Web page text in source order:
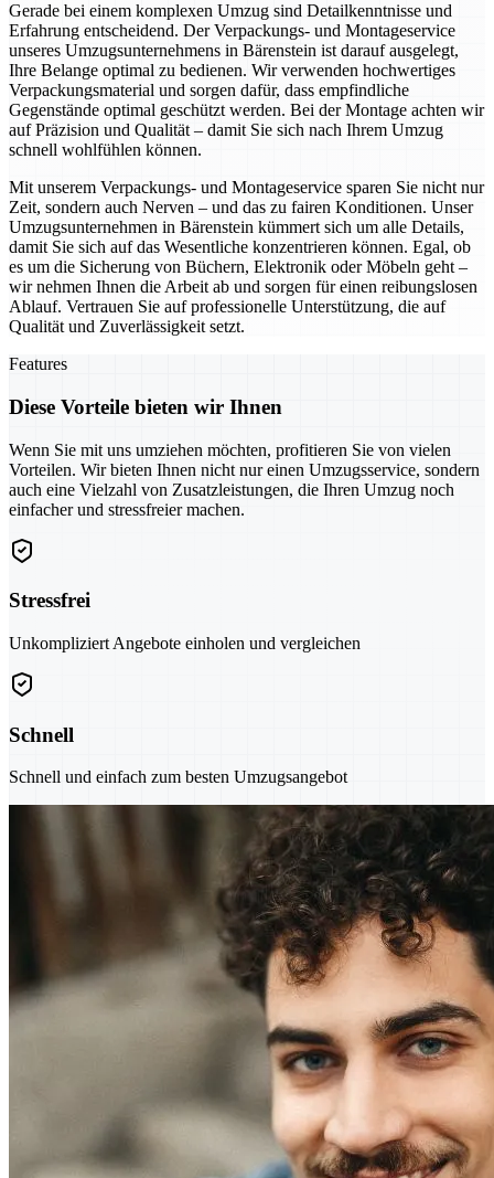
Gerade bei einem komplexen Umzug sind Detailkenntnisse und
Erfahrung entscheidend. Der Verpackungs- und Montageservice
unseres Umzugsunternehmens in Bärenstein ist darauf ausgelegt,
Ihre Belange optimal zu bedienen. Wir verwenden hochwertiges
Verpackungsmaterial und sorgen dafür, dass empfindliche
Gegenstände optimal geschützt werden. Bei der Montage achten wir
auf Präzision und Qualität – damit Sie sich nach Ihrem Umzug
schnell wohlfühlen können.
Mit unserem Verpackungs- und Montageservice sparen Sie nicht nur
Zeit, sondern auch Nerven – und das zu fairen Konditionen. Unser
Umzugsunternehmen in Bärenstein kümmert sich um alle Details,
damit Sie sich auf das Wesentliche konzentrieren können. Egal, ob
es um die Sicherung von Büchern, Elektronik oder Möbeln geht –
wir nehmen Ihnen die Arbeit ab und sorgen für einen reibungslosen
Ablauf. Vertrauen Sie auf professionelle Unterstützung, die auf
Qualität und Zuverlässigkeit setzt.
Features
Diese Vorteile bieten wir Ihnen
Wenn Sie mit uns umziehen möchten, profitieren Sie von vielen
Vorteilen. Wir bieten Ihnen nicht nur einen Umzugsservice, sondern
auch eine Vielzahl von Zusatzleistungen, die Ihren Umzug noch
einfacher und stressfreier machen.
Stressfrei
Unkompliziert Angebote einholen und vergleichen
Schnell
Schnell und einfach zum besten Umzugsangebot